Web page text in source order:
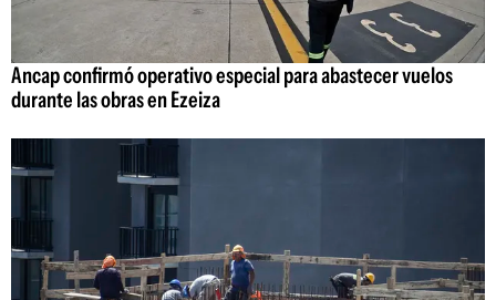
Ancap confirmó operativo especial para abastecer vuelos
durante las obras en Ezeiza